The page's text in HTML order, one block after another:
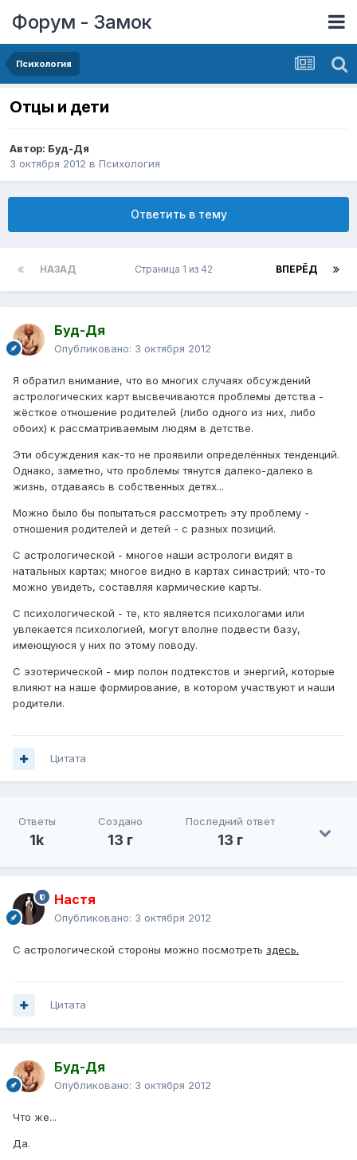
Форум - Замок
Психология
Отцы и дети
Автор: Буд-Дя
3 октября 2012 в Психология
Ответить в тему
НАЗАД ВПЕРЁД
Страница 1 из 42
Буд-Дя
Опубликовано: 3 октября 2012
Я обратил внимание, что во многих случаях обсуждений
астрологических карт высвечиваются проблемы детства -
жёсткое отношение родителей (либо одного из них, либо
обоих) к рассматриваемым людям в детстве.
Эти обсуждения как-то не проявили определённых тенденций.
Однако, заметно, что проблемы тянутся далеко-далеко в
жизнь, отдаваясь в собственных детях...
Можно было бы попытаться рассмотреть эту проблему -
отношения родителей и детей - с разных позиций.
С астрологической - многое наши астрологи видят в
натальных картах; многое видно в картах синастрий; что-то
можно увидеть, составляя кармические карты.
С психологической - те, кто является психологами или
увлекается психологией, могут вполне подвести базу,
имеющуюся у них по этому поводу.
С эзотерической - мир полон подтекстов и энергий, которые
влияют на наше формирование, в котором участвуют и наши
родители.
Цитата
Ответы
1k
Создано
13 г
Последний ответ
13 г
Настя
Опубликовано: 3 октября 2012
С астрологической стороны можно посмотреть здесь.
Цитата
Буд-Дя
Опубликовано: 3 октября 2012
Что же...
Да.